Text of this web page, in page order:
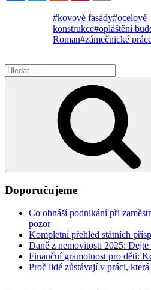
#kovové fasády#ocelové
konstrukce#opláštění
Roman#zámečnické
Hledat:
Doporučujeme
Co obnáší podnikání při
pozor
Kompletní přehled státních
Daně z nemovitosti 2025:
Finanční gramotnost pro děti:
Proč lidé zůstávají v práci,